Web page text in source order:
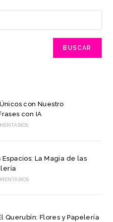
BUSCAR
con Nuestro
con IA
La Magia de las
Querubín: Flores y Papelería